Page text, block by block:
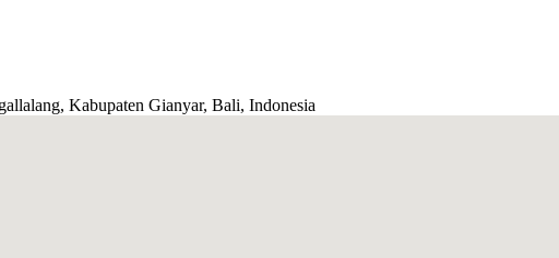
Kabupaten Gianyar, Bali, Indonesia